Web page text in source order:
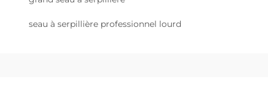
seau à serpillière professionnel lourd